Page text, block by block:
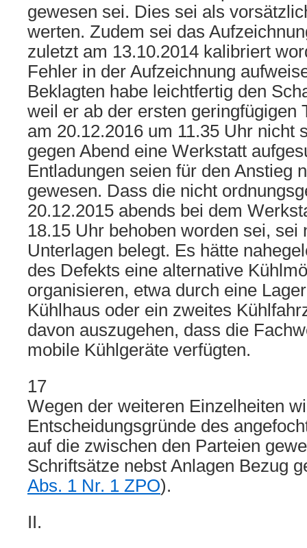
gewesen sei. Dies sei als
werten. Zudem sei das
zuletzt am 13.10.2014 kalibriert
Fehler in der Aufzeichnung
Beklagten habe leichtfertig den
weil er ab der ersten geringfügigen
am 20.12.2016 um 11.35 Uhr nicht
gegen Abend eine Werkstatt
Entladungen seien für den Anstieg
gewesen. Dass die nicht
20.12.2015 abends bei dem
18.15 Uhr behoben worden sei, sei
Unterlagen belegt. Es hätte
des Defekts eine alternative
organisieren, etwa durch eine
Kühlhaus oder ein zweites
davon auszugehen, dass die
mobile Kühlgeräte verfügten.
17
Wegen der weiteren Einzelheiten
Entscheidungsgründe des
auf die zwischen den Parteien
Schriftsätze nebst Anlagen Bezug
Abs. 1 Nr. 1 ZPO).
II.